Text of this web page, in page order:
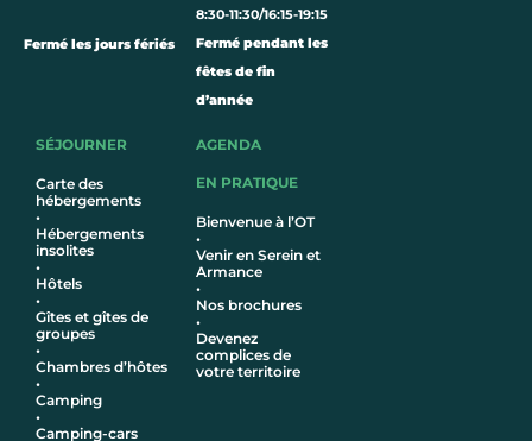
Fermé les jours fériés
8:30-11:30/16:15-19:15
Fermé pendant les
fêtes de fin
d’année
SÉJOURNER
Carte des
hébergements
•
Hébergements
insolites
•
Hôtels
•
Gîtes et gîtes de
groupes
•
Chambres d’hôtes
•
Camping
•
Camping-cars
AGENDA
EN PRATIQUE
Bienvenue à l’OT
•
Venir en Serein et
Armance
•
Nos brochures
•
Devenez
complices de
votre territoire